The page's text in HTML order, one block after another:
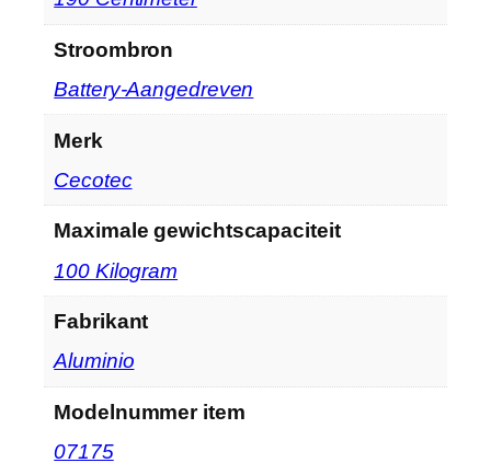
Stroombron
‎Battery-Aangedreven
Merk
‎Cecotec
Maximale gewichtscapaciteit
‎100 Kilogram
Fabrikant
‎Aluminio
Modelnummer item
‎07175